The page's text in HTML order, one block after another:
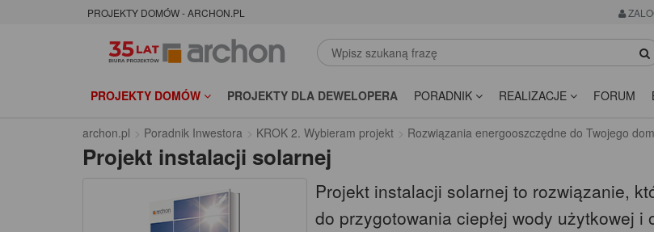
PROJEKTY DOMÓW - ARCHON.PL
PROJEKTY DOMÓW PROJEKTY DLA DEWELOPERA PORADNIK REALIZACJE FORUM
archon.pl Poradnik Inwestora KROK 2. Wybieram projekt Rozwiązania energooszczędne do Twojego
Projekt instalacji solarnej
Projekt instalacji solarnej to rozwiązanie,
do przygotowania ciepłej wody użytkowej